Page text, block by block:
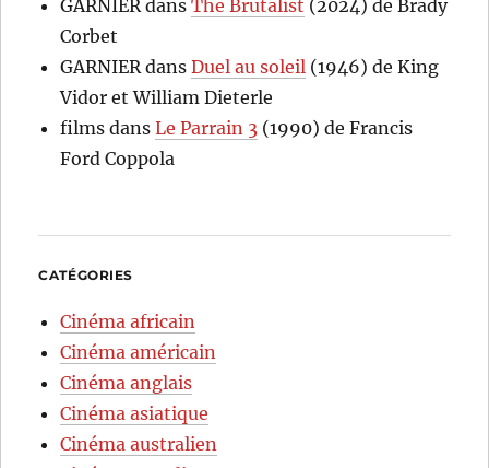
GARNIER dansThe Brutalist (2024) de Brady
Corbet
GARNIER dansDuel au soleil (1946) de King
Vidor et William Dieterle
films dansLe Parrain 3 (1990) de Francis
Ford Coppola
CATÉGORIES
Cinéma africain
Cinéma américain
Cinéma anglais
Cinéma asiatique
Cinéma australien